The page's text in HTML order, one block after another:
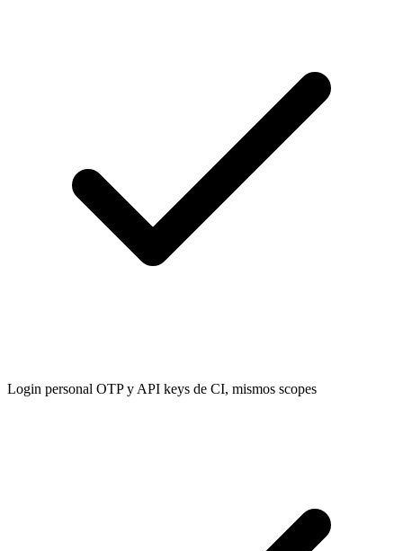
Login personal OTP y API keys de CI, mismos scopes